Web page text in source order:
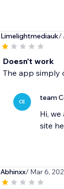
Limelightmediauk/
Doesn't work
The app simply
CE team
Hi,
site
Abhinxx/ Mar 6,